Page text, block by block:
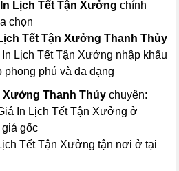
In Lịch Tết Tận Xưởng chính
chọn
Tết Tận Xưởng Thanh Thủy
Lịch Tết Tận Xưởng nhập khẩu
phú và đa dạng
Xưởng Thanh Thủychuyên:
In Lịch Tết Tận Xưởng ở
gốc
Tết Tận Xưởng tận nơi ở tại